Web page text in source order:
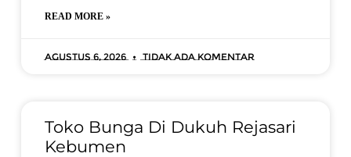
READ MORE »
Agustus 6, 2026 Tidak ada komentar
Toko Bunga Di Dukuh Rejasari
Kebumen